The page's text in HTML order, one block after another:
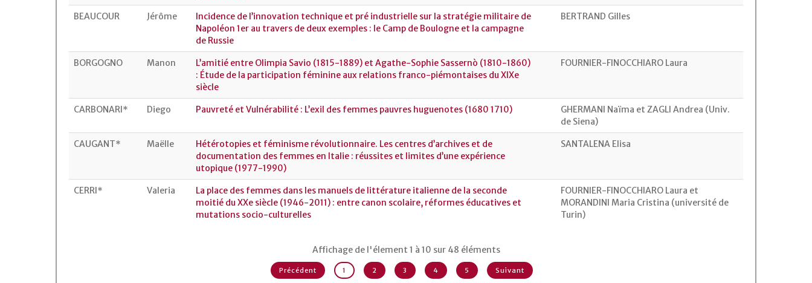
BEAUCOUR Jérôme
Incidence de l’innovation technique et pré industrielle sur la stratégie militaire de
Napoléon 1er au travers de deux exemples : le Camp de Boulogne et la campagne
de Russie
BERTRAND Gilles
BORGOGNO Manon
L’amitié entre Olimpia Savio (1815-1889) et Agathe-Sophie Sassernò (1810-1860)
: Étude de la participation féminine aux relations franco-piémontaises du XIXe
siècle
FOURNIER-FINOCCHIARO Laura
CARBONARI* Diego Pauvreté et Vulnérabilité : L’exil des femmes pauvres huguenotes (1680 1710)
GHERMANI Naïma et ZAGLI Andrea (Univ.
de Siena)
CAUGANT* Maëlle
Hétérotopies et féminisme révolutionnaire. Les centres d’archives et de
documentation des femmes en Italie : réussites et limites d’une expérience
utopique (1977-1990)
SANTALENA Elisa
CERRI* Valeria
La place des femmes dans les manuels de littérature italienne de la seconde
moitié du XXe siècle (1946-2011) : entre canon scolaire, réformes éducatives et
mutations socio-culturelles
FOURNIER-FINOCCHIARO Laura et
MORANDINI Maria Cristina (université de
Turin)
Affichage de l'élement 1 à 10 sur 48 éléments
Précédent 1 2 3 4 5 Suivant